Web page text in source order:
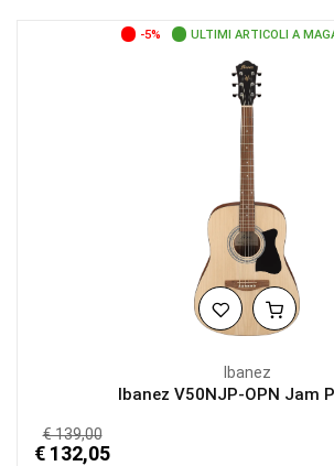
-5% ULTIMI ARTICOLI A
Ibanez
Ibanez V50NJP-OPN Jam
€ 139,00
€ 132,05